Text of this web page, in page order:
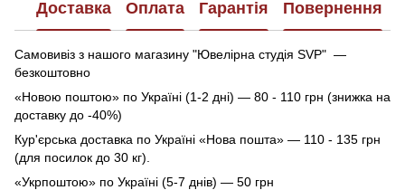
Доставка Оплата Гарантія Повернення
Самовивіз з нашого магазину "Ювелірна студія SVP" —
безкоштовно
«Новою поштою» по Україні (1-2 дні) — 80 - 110 грн (знижка на
доставку до -40%)
Кур'єрська доставка по Україні «Нова пошта» — 110 - 135 грн
(для посилок до 30 кг).
«Укрпоштою» по Україні (5-7 днів) — 50 грн